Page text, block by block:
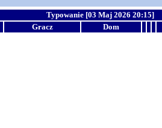
Typowanie [03 Maj 2026 20:15]
Gracz Dom